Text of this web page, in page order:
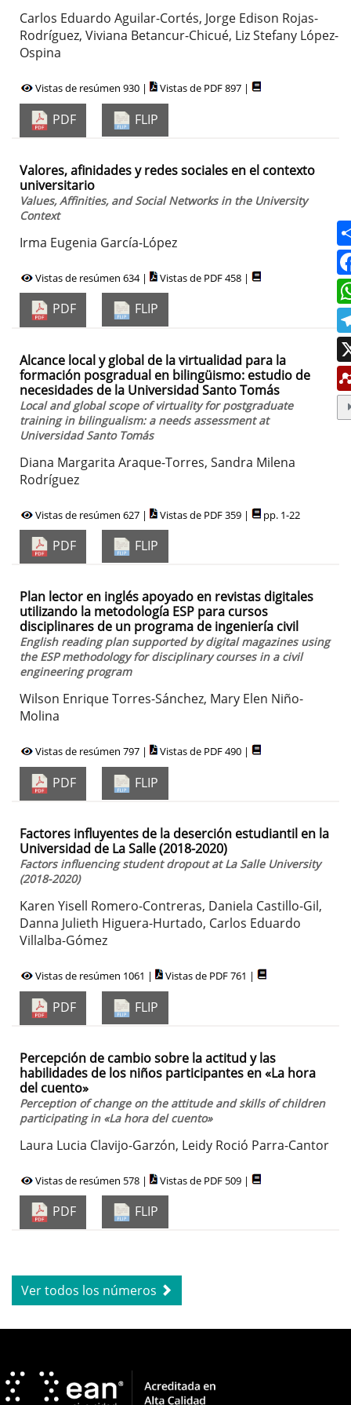
Carlos Eduardo Aguilar-Cortés, Jorge Edison Rojas-
Rodríguez, Viviana Betancur-Chicué, Liz Stefany López-
Ospina
Vistas de resúmen 930 | Vistas de PDF 897 |
PDF FLIP
Valores, afinidades y redes sociales en el contexto
universitario
Values, Affinities, and Social Networks in the University
Context
Irma Eugenia García-López
Vistas de resúmen 634 | Vistas de PDF 458 |
PDF FLIP
Alcance local y global de la virtualidad para la
formación posgradual en bilingüismo: estudio de
necesidades de la Universidad Santo Tomás
Local and global scope of virtuality for postgraduate
training in bilingualism: a needs assessment at
Universidad Santo Tomás
Diana Margarita Araque-Torres, Sandra Milena
Rodríguez
Vistas de resúmen 627 | Vistas de PDF 359 | pp. 1-22
PDF FLIP
Plan lector en inglés apoyado en revistas digitales
utilizando la metodología ESP para cursos
disciplinares de un programa de ingeniería civil
English reading plan supported by digital magazines using
the ESP methodology for disciplinary courses in a civil
engineering program
Wilson Enrique Torres-Sánchez, Mary Elen Niño-
Molina
Vistas de resúmen 797 | Vistas de PDF 490 |
PDF FLIP
Factores influyentes de la deserción estudiantil en la
Universidad de La Salle (2018-2020)
Factors influencing student dropout at La Salle University
(2018-2020)
Karen Yisell Romero-Contreras, Daniela Castillo-Gil,
Danna Julieth Higuera-Hurtado, Carlos Eduardo
Villalba-Gómez
Vistas de resúmen 1061 | Vistas de PDF 761 |
PDF FLIP
Percepción de cambio sobre la actitud y las
habilidades de los niños participantes en «La hora
del cuento»
Perception of change on the attitude and skills of children
participating in «La hora del cuento»
Laura Lucia Clavijo-Garzón, Leidy Roció Parra-Cantor
Vistas de resúmen 578 | Vistas de PDF 509 |
PDF FLIP
Ver todos los números